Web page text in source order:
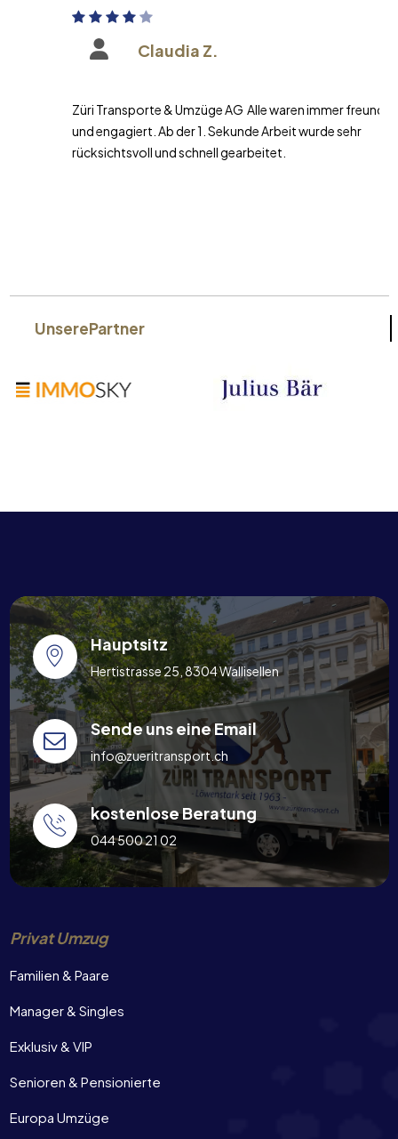
Claudia Z.
Züri Transporte & Umzüge AG Alle waren immer freundlich
und engagiert. Ab der 1. Sekunde Arbeit wurde sehr
rücksichtsvoll und schnell gearbeitet.
UnserePartner
Hauptsitz
Hertistrasse 25, 8304 Wallisellen
Sende uns eine Email
info@zueritransport.ch
kostenlose Beratung
044 500 21 02
Privat Umzug
Familien & Paare
Manager & Singles
Exklusiv & VIP
Senioren & Pensionierte
Europa Umzüge